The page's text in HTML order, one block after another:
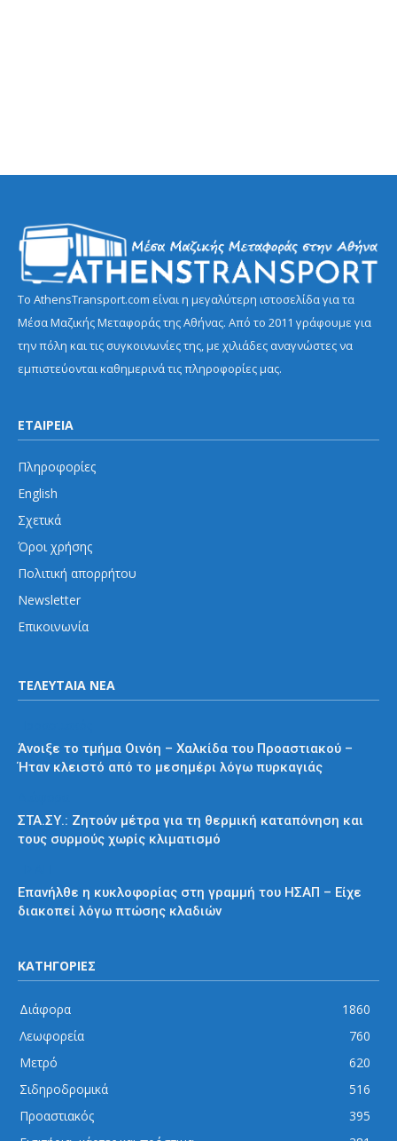
Το AthensTransport.com είναι η μεγαλύτερη ιστοσελίδα για τα
Μέσα Μαζικής Μεταφοράς της Αθήνας. Από το 2011 γράφουμε για
την πόλη και τις συγκοινωνίες της, με χιλιάδες αναγνώστες να
εμπιστεύονται καθημερινά τις πληροφορίες μας.
ΕΤΑΙΡΕΙΑ
Πληροφορίες
English
Σχετικά
Όροι χρήσης
Πολιτική απορρήτου
Newsletter
Επικοινωνία
ΤΕΛΕΥΤΑΙΑ ΝΕΑ
Άνοιξε το τμήμα Οινόη – Χαλκίδα του Προαστιακού –
Ήταν κλειστό από το μεσημέρι λόγω πυρκαγιάς
ΣΤΑ.ΣΥ.: Ζητούν μέτρα για τη θερμική καταπόνηση και
τους συρμούς χωρίς κλιματισμό
Επανήλθε η κυκλοφορίας στη γραμμή του ΗΣΑΠ – Είχε
διακοπεί λόγω πτώσης κλαδιών
ΚΑΤΗΓΟΡΙΕΣ
Διάφορα
1860
Λεωφορεία
760
Μετρό
620
Σιδηροδρομικά
516
Προαστιακός
395